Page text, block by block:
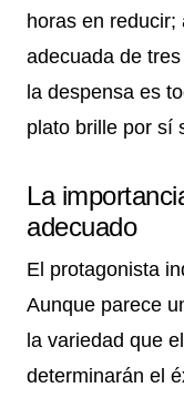
horas en reducir;
adecuada de
la despensa es
plato brille por sí
La
adecuado
El protagonista
Aunque parece
la variedad que
determinarán el